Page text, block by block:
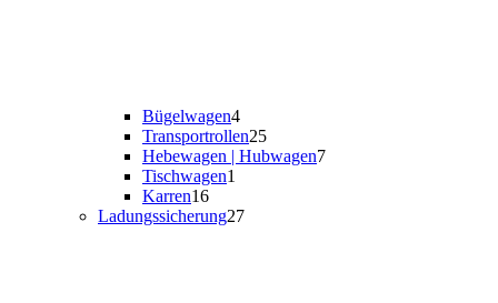
Bügelwagen4
Transportrollen25
Hebewagen | Hubwagen7
Tischwagen1
Karren16
Ladungssicherung27